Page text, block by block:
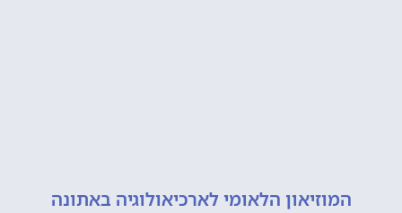
הלאומי לארכיאולוגיה באתונה